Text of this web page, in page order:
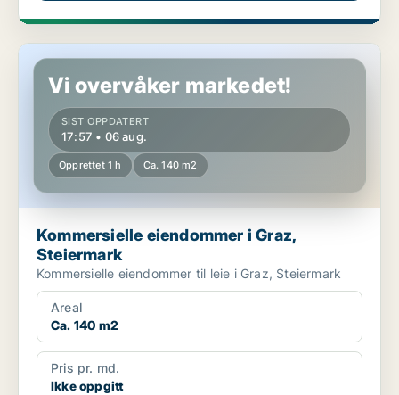
Kommersielle eiendommer i Graz, Steiermark
Vi overvåker markedet!
SIST OPPDATERT
17:57 • 06 aug.
Opprettet 1 h Ca. 140 m2
Kommersielle eiendommer i Graz,
Steiermark
Kommersielle eiendommer til leie i Graz, Steiermark
Areal
Ca. 140 m2
Pris pr. md.
Ikke oppgitt